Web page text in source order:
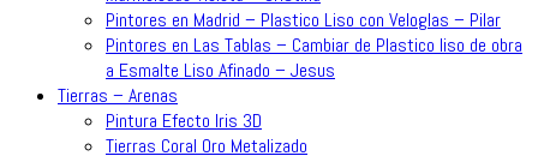
Pintores en Madrid – Plastico Liso con Veloglas – Pilar
Pintores en Las Tablas – Cambiar de Plastico liso de obra
a Esmalte Liso Afinado – Jesus
Tierras – Arenas
Pintura Efecto Iris 3D
Tierras Coral Oro Metalizado